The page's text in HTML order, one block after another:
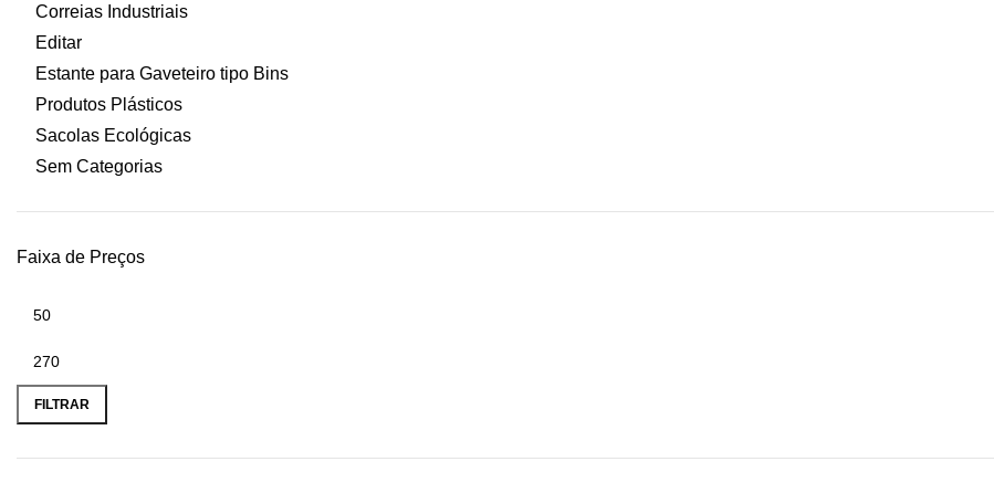
Correias Industriais
Editar
Estante para Gaveteiro tipo Bins
Produtos Plásticos
Sacolas Ecológicas
Sem Categorias
Faixa de Preços
FILTRAR